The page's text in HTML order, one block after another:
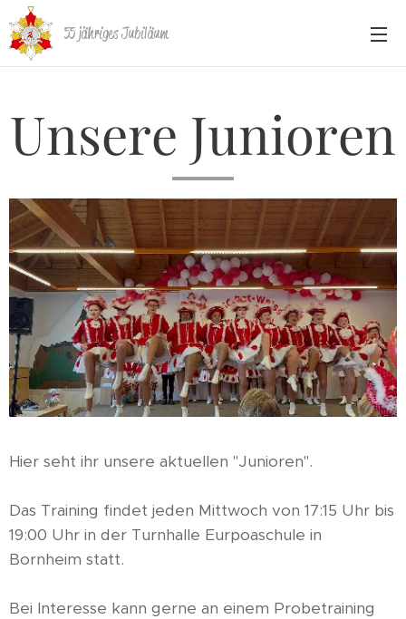
55 jähriges Jubiläum
Unsere Junioren
Hier seht ihr unsere aktuellen "Junioren".
Das Training findet jeden Mittwoch von 17:15 Uhr bis
19:00 Uhr in der Turnhalle Eurpoaschule in
Bornheim statt.
Bei Interesse kann gerne an einem Probetraining